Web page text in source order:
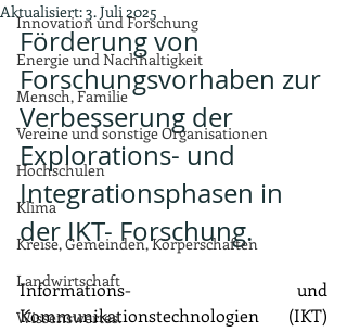
Innovation und Forschung
Energie und Nachhaltigkeit
Mensch, Familie
Vereine und sonstige Organisationen
Hochschulen
Klima
Kreise, Gemeinden, Körperschaften
Landwirtschaft
Wissenswertes.
Aktualisiert:3. Juli 2025
Förderung von
Forschungsvorhaben zur
Verbesserung der
Explorations- und
Integrationsphasen in
der IKT- Forschung.
Informations- und
Kommunikationstechnologien (IKT)